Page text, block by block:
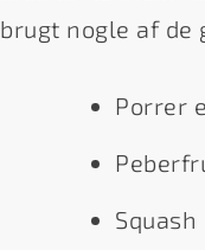
brugt nogle af de
Porrer
Squash